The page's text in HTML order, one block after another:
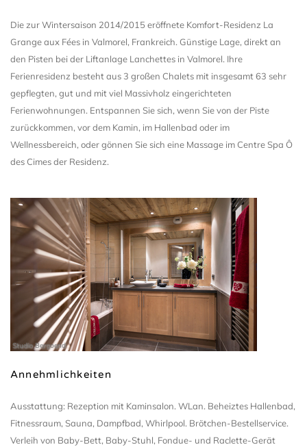
Die zur Wintersaison 2014/2015 eröffnete Komfort-Residenz La
Grange aux Fées in Valmorel, Frankreich. Günstige Lage, direkt an
den Pisten bei der Liftanlage Lanchettes in Valmorel. Ihre
Ferienresidenz besteht aus 3 großen Chalets mit insgesamt 63 sehr
gepflegten, gut und mit viel Massivholz eingerichteten
Ferienwohnungen. Entspannen Sie sich, wenn Sie von der Piste
zurückkommen, vor dem Kamin, im Hallenbad oder im
Wellnessbereich, oder gönnen Sie sich eine Massage im Centre Spa Ô
des Cimes der Residenz.
Studio Bergoend
Annehmlichkeiten
Ausstattung: Rezeption mit Kaminsalon. WLan. Beheiztes Hallenbad,
Fitnessraum, Sauna, Dampfbad, Whirlpool. Brötchen-Bestellservice.
Verleih von Baby-Bett, Baby-Stuhl, Fondue- und Raclette-Gerät